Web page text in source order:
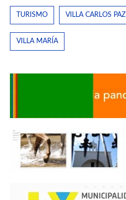
TURISMO VILLA CARLOS PAZ
VILLA MARÍA